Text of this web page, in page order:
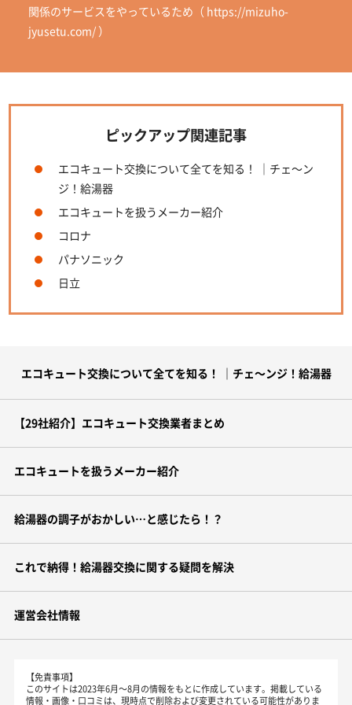
関係のサービスをやっているため（ https://mizuho-
jyusetu.com/ ）
ピックアップ関連記事
エコキュート交換について全てを知る！ ｜チェ～ン
ジ！給湯器
エコキュートを扱うメーカー紹介
コロナ
パナソニック
日立
エコキュート交換について全てを知る！ ｜チェ～ンジ！給湯器
【29社紹介】エコキュート交換業者まとめ
エコキュートを扱うメーカー紹介
給湯器の調子がおかしい…と感じたら！？
これで納得！給湯器交換に関する疑問を解決
運営会社情報
【免責事項】
このサイトは2023年6月～8月の情報をもとに作成しています。掲載している
情報・画像・口コミは、現時点で削除および変更されている可能性がありま